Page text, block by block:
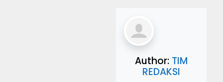
Author: TIM
REDAKSI